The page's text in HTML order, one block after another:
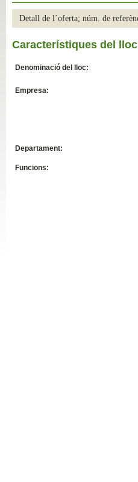
Detall de l´oferta; núm. de
Característiques del
Denominació del lloc:
Empresa:
Departament:
Funcions: